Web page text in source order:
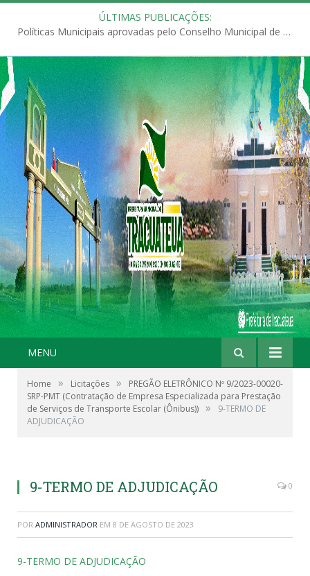
ÚLTIMAS PUBLICAÇÕES:
Políticas Municipais aprovadas pelo Conselho Municipal de Educação (CME)
MENU
Home » Licitações »
PREGÃO ELETRÔNICO Nº 9/2023-00020-
SRP-PMT (Contratação de Empresa Especializada para Prestação
de Serviços de Transporte Escolar (Ônibus)) »
9-TERMO DE
ADJUDICAÇÃO
9-TERMO DE ADJUDICAÇÃO 0
POR ADMINISTRADOR EM 8 DE AGOSTO DE 2023
9-TERMO DE ADJUDICAÇÃO